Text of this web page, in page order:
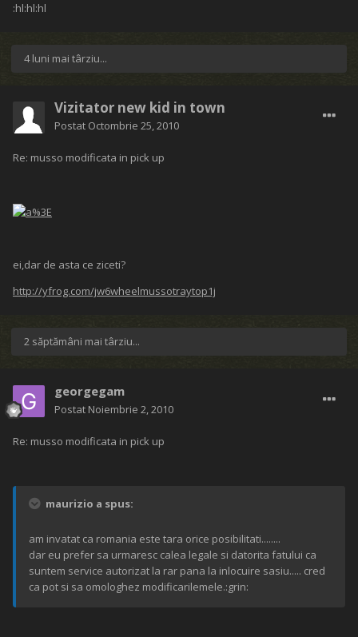
:hl:hl:hl
4 luni mai târziu...
Vizitator new kid in town
Postat Octombrie 25, 2010
Re: musso modificata in pick up
ei,dar de asta ce ziceti?
http://yfrog.com/jw6wheelmussotraytop1j
2 săptămâni mai târziu...
georgegam
Postat Noiembrie 2, 2010
Re: musso modificata in pick up
maurizio a spus:
am invatat ca romania este tara orice posibilitati........
dar eu prefer sa urmaresc calea legale si datorita fatului ca
suntem service autorizat la rar pana la inlocuire sasiu..... cred
ca pot si sa omologhez modificarilemele.:grin: